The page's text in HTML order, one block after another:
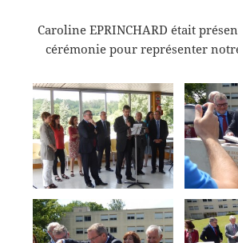
Caroline EPRINCHARD était
cérémonie pour représenter